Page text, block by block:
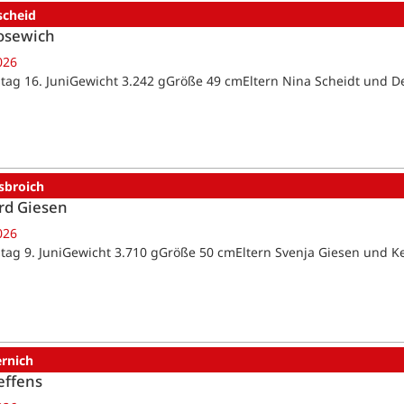
16. JuniGewicht 3.242 gGröße 49 cmEltern Nina Scheidt und
Giesen
9. JuniGewicht 3.710 gGröße 50 cmEltern Svenja Giesen und